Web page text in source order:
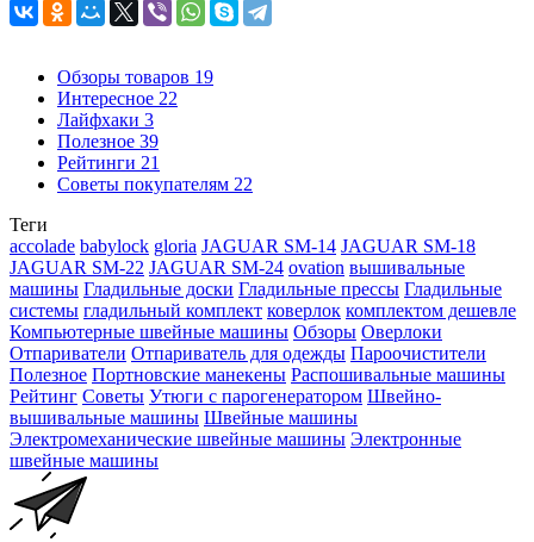
Обзоры товаров 19
Интересное 22
Лайфхаки 3
Полезное 39
Рейтинги 21
Советы покупателям 22
Теги
accolade babylock gloria JAGUAR SM-14 JAGUAR SM-18
JAGUAR SM-22 JAGUAR SM-24 ovation вышивальные
машины Гладильные доски Гладильные прессы Гладильные
системы гладильный комплект коверлок комплектом дешевле
Компьютерные швейные машины Обзоры Оверлоки
Отпариватели Отпариватель для одежды Пароочистители
Полезное Портновские манекены Распошивальные машины
Рейтинг Советы Утюги с парогенератором Швейно-
вышивальные машины Швейные машины
Электромеханические швейные машины Электронные
швейные машины